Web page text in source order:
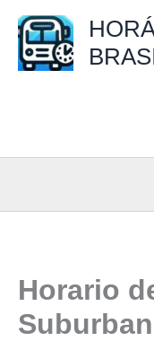
para
Horario